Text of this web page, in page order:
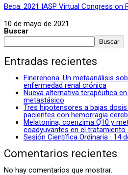
Beca: 2021 IASP Virtual Congress on
10 de mayo de 2021
Buscar
Buscar
Entradas recientes
Finerenona: Un metaanálisis
enfermedad renal crónica
Nueva alternativa terapéutica
metastásico
Tres hipotensores a bajas
pacientes con hemorragia
Melatonina, coenzima Q10 y
coadyuvantes en el tratamiento
Sesión Científica Ordinaria · 14
Comentarios recientes
No hay comentarios que mostrar.